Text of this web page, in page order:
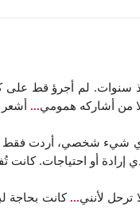
سنوات. لم أجرؤ قط على
من أشاركه همومي... أشعر
شخصي، أردت فقط أن
أو احتياجات. كانت تُفضل
ترحل لأنني...كانت بحاجة